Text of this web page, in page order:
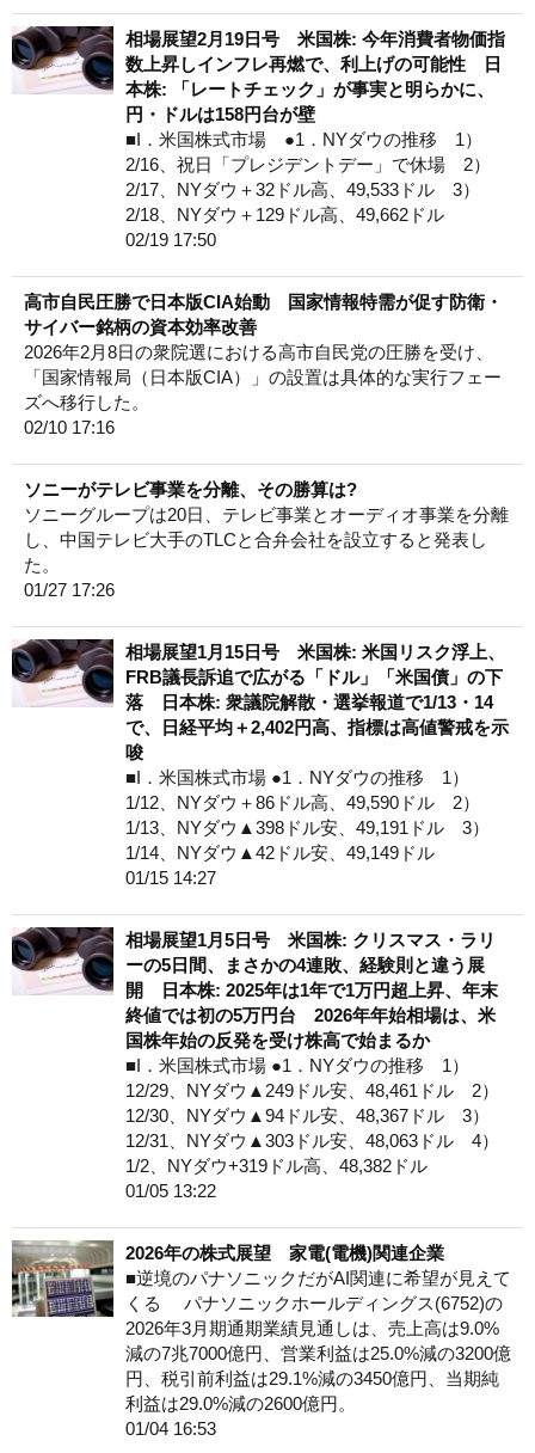
相場展望2月19日号 米国株: 今年消費者物価指
数上昇しインフレ再燃で、利上げの可能性 日
本株: 「レートチェック」が事実と明らかに、
円・ドルは158円台が壁
■I．米国株式市場 ●1．NYダウの推移 1）
2/16、祝日「プレジデントデー」で休場 2）
2/17、NYダウ＋32ドル高、49,533ドル 3）
2/18、NYダウ＋129ドル高、49,662ドル
02/19 17:50
高市自民圧勝で日本版CIA始動 国家情報特需が促す防衛・
サイバー銘柄の資本効率改善
2026年2月8日の衆院選における高市自民党の圧勝を受け、
「国家情報局（日本版CIA）」の設置は具体的な実行フェー
ズへ移行した。
02/10 17:16
ソニーがテレビ事業を分離、その勝算は?
ソニーグループは20日、テレビ事業とオーディオ事業を分離
し、中国テレビ大手のTLCと合弁会社を設立すると発表し
た。
01/27 17:26
相場展望1月15日号 米国株: 米国リスク浮上、
FRB議長訴追で広がる「ドル」「米国債」の下
落 日本株: 衆議院解散・選挙報道で1/13・14
で、日経平均＋2,402円高、指標は高値警戒を示
唆
■I．米国株式市場 ●1．NYダウの推移 1）
1/12、NYダウ＋86ドル高、49,590ドル 2）
1/13、NYダウ▲398ドル安、49,191ドル 3）
1/14、NYダウ▲42ドル安、49,149ドル
01/15 14:27
相場展望1月5日号 米国株: クリスマス・ラリ
ーの5日間、まさかの4連敗、経験則と違う展
開 日本株: 2025年は1年で1万円超上昇、年末
終値では初の5万円台 2026年年始相場は、米
国株年始の反発を受け株高で始まるか
■I．米国株式市場 ●1．NYダウの推移 1）
12/29、NYダウ▲249ドル安、48,461ドル 2）
12/30、NYダウ▲94ドル安、48,367ドル 3）
12/31、NYダウ▲303ドル安、48,063ドル 4）
1/2、NYダウ+319ドル高、48,382ドル
01/05 13:22
2026年の株式展望 家電(電機)関連企業
■逆境のパナソニックだがAI関連に希望が見えて
くる パナソニックホールディングス(6752)の
2026年3月期通期業績見通しは、売上高は9.0%
減の7兆7000億円、営業利益は25.0%減の3200億
円、税引前利益は29.1%減の3450億円、当期純
利益は29.0%減の2600億円。
01/04 16:53